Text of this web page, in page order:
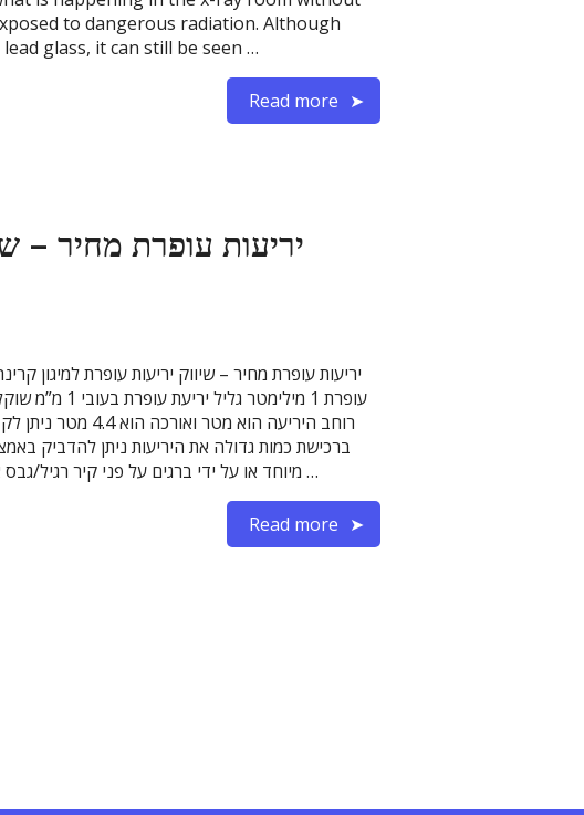
to dangerous radiation. Although
glass, it can still be seen …
Read more
יריעות עופרת מחיר –
יריעות עופרת מחיר – שיווק יריעות עופרת למיגון
רוחב היריעה הוא מטר ואורכה
ברכישת כמות גדולה את היריעות ניתן להדביק
מיוחד או על ידי ברגים על פני קיר רגיל/גבס או על פני …
Read more